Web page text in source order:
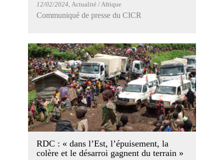
12/02/2024, Actualité / Afrique
Communiqué de presse du CICR
RDC : « dans l’Est, l’épuisement, la
colère et le désarroi gagnent du terrain »